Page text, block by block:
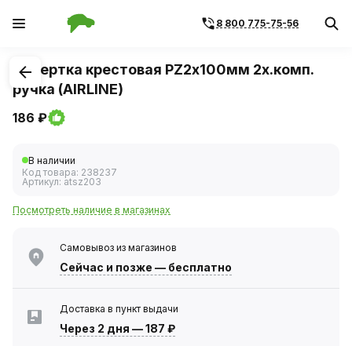
8 800 775-75-56
1/2
Отвертка крестовая PZ2х100мм 2х.комп.
ручка (AIRLINE)
186 ₽
В наличии
Код товара: 238237
Артикул: atsz203
Посмотреть наличие в магазинах
Самовывоз из магазинов
Сейчас и позже — бесплатно
Доставка в пункт выдачи
Через 2 дня —187 ₽